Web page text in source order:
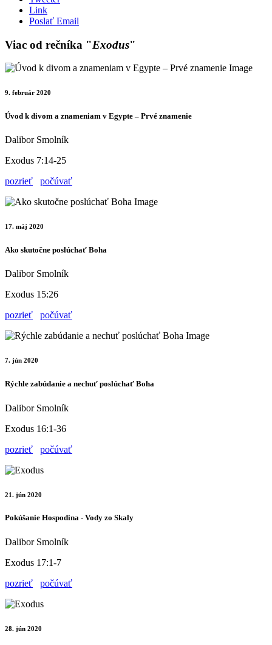
Link
Poslať Email
Viac od rečníka "Exodus"
9. február 2020
Úvod k divom a znameniam v Egypte – Prvé znamenie
Dalibor Smolník
Exodus 7:14-25
pozrieť
počúvať
17. máj 2020
Ako skutočne poslúchať Boha
Dalibor Smolník
Exodus 15:26
pozrieť
počúvať
7. jún 2020
Rýchle zabúdanie a nechuť poslúchať Boha
Dalibor Smolník
Exodus 16:1-36
pozrieť
počúvať
21. jún 2020
Pokúšanie Hospodina - Vody zo Skaly
Dalibor Smolník
Exodus 17:1-7
pozrieť
počúvať
28. jún 2020